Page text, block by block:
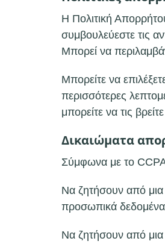
Η Πολιτική
συμβουλεύεστε τις
Μπορεί να
Μπορείτε να
περισσότερες
μπορείτε να τις
Δικαιώματα
Σύμφωνα με το
Να ζητήσουν από μια
προσωπικά δεδομένα
Να ζητήσουν από μια